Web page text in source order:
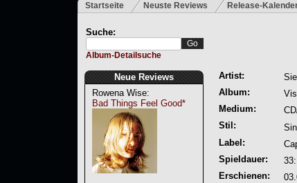
Startseite Neuste Reviews Release-
Suche:
Album-Detailsuche
Neue Reviews
Rowena Wise:
Bad Things Feel Good*
Artist:
Album:
Medium:
Stil:
Label:
Spieldauer:
Erschienen: